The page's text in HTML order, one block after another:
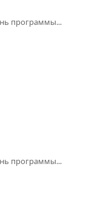
программы...
программы...